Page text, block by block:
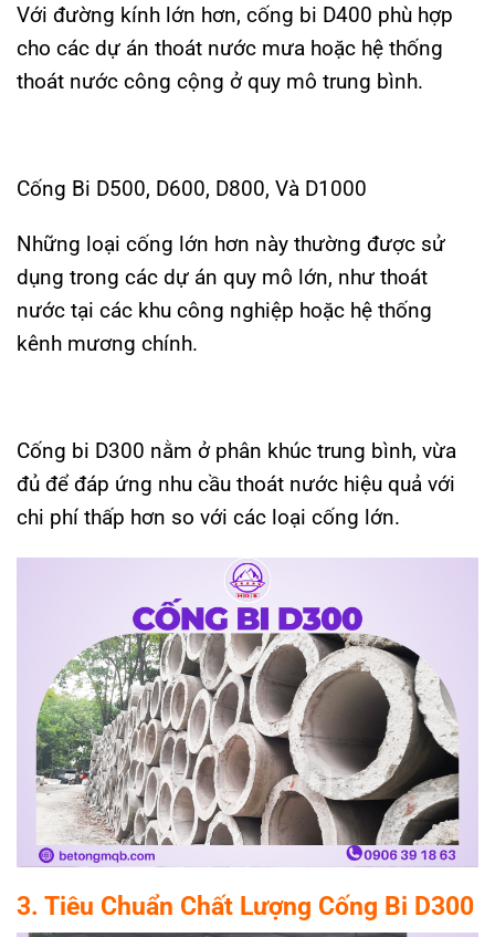
Với đường kính lớn hơn, cống bi D400 phù hợp
cho các dự án thoát nước mưa hoặc hệ thống
thoát nước công cộng ở quy mô trung bình.
Cống Bi D500, D600, D800, Và D1000
Những loại cống lớn hơn này thường được sử
dụng trong các dự án quy mô lớn, như thoát
nước tại các khu công nghiệp hoặc hệ thống
kênh mương chính.
Cống bi D300 nằm ở phân khúc trung bình, vừa
đủ để đáp ứng nhu cầu thoát nước hiệu quả với
chi phí thấp hơn so với các loại cống lớn.
3. Tiêu Chuẩn Chất Lượng Cống Bi D300